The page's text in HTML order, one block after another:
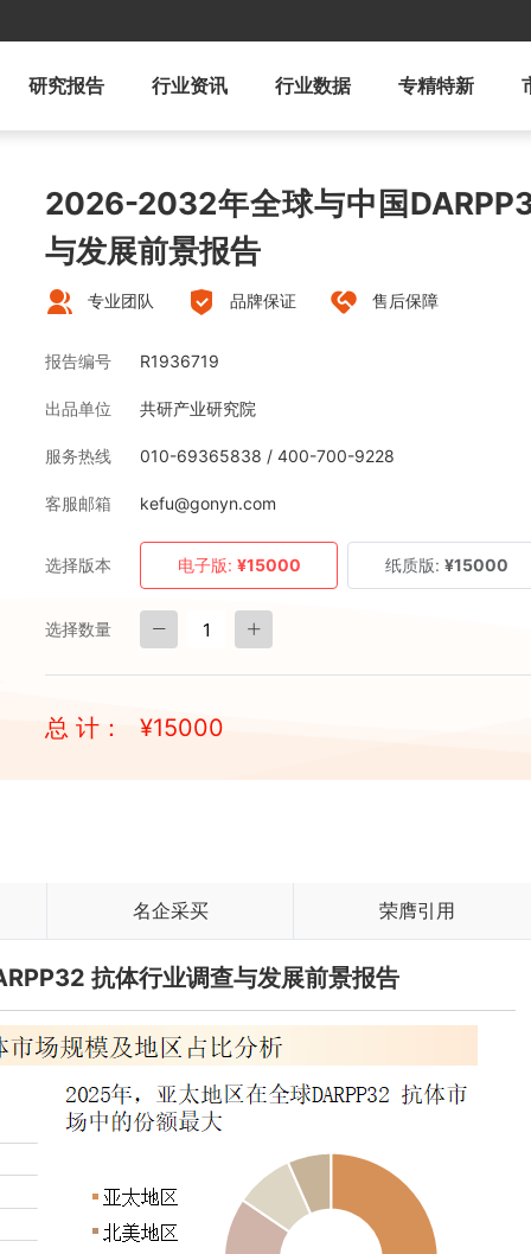
研究报告 行业资讯 行业数据 专精特新
2026-2032年全球与中国
与发展前景报告
专业团队 品牌保证 售后保障
报告编号 R1936719
出品单位 共研产业研究院
服务热线 010-69365838 / 400-700-9228
客服邮箱 kefu@gonyn.com
选择版本 电子版: ¥15000 纸质版: ¥15000
选择数量
总 计： ¥15000
名企采买 荣膺引用
抗体行业调查与发展前景报告